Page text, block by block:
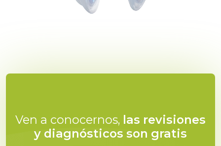
Ven a conocernos, las revisiones
y diagnósticos son gratis